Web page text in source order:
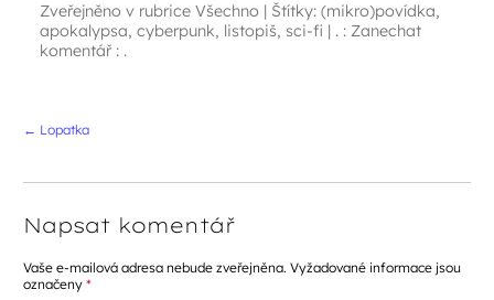
Zveřejněno v rubrice Všechno | Štítky: (mikro)povídka,
apokalypsa, cyberpunk, listopiš, sci-fi | . : Zanechat
komentář : .
← Lopatka
Napsat komentář
Vaše e-mailová adresa nebude zveřejněna. Vyžadované informace jsou
označeny *